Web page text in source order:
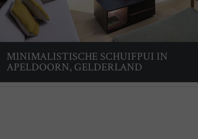
MINIMALISTISCHE SCHUIFPUI IN
APELDOORN, GELDERLAND